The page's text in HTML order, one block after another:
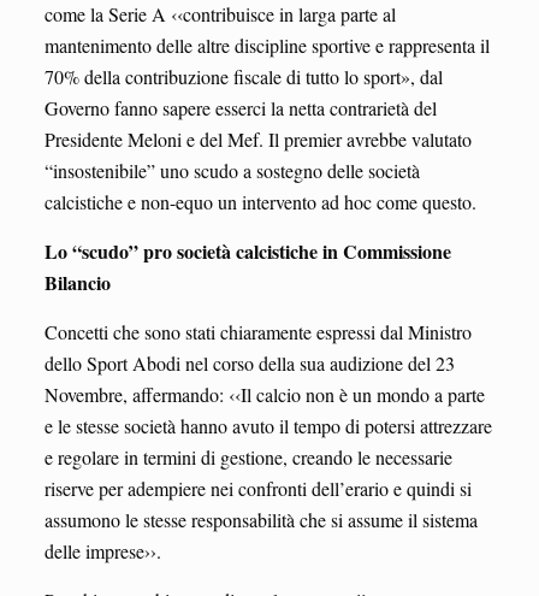
come la Serie A ‹‹contribuisce in larga parte al
mantenimento delle altre discipline sportive e rappresenta il
70% della contribuzione fiscale di tutto lo sport», dal
Governo fanno sapere esserci la netta contrarietà del
Presidente Meloni e del Mef. Il premier avrebbe valutato
“insostenibile” uno scudo a sostegno delle società
calcistiche e non-equo un intervento ad hoc come questo.
Lo “scudo” pro società calcistiche in Commissione
Bilancio
Concetti che sono stati chiaramente espressi dal Ministro
dello Sport Abodi nel corso della sua audizione del 23
Novembre, affermando: ‹‹Il calcio non è un mondo a parte
e le stesse società hanno avuto il tempo di potersi attrezzare
e regolare in termini di gestione, creando le necessarie
riserve per adempiere nei confronti dell’erario e quindi si
assumono le stesse responsabilità che si assume il sistema
delle imprese››.